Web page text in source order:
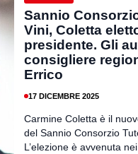
Sannio
Vini, Coletta
presidente. Gli
consigliere
Errico
17 DICEMBRE 2025
Carmine Coletta è il
del Sannio Consorzio
L’elezione è avvenuta